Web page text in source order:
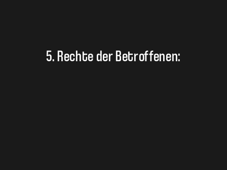
5. Rechte der Betroffenen: